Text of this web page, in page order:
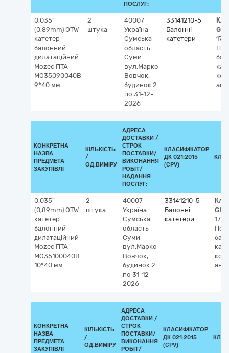
ПОСЛУГ:
0,035"
(0,89mm) OTW
катетер
балонний
дилатаційний
Mozec ПТА
MO35090040B
9*40 мм
2
штука
40007
Україна
Сумська
область
Суми
вул.Марко
Вовчок,
будинок 2
по 31-12-
2026
33141210-5
Балонні
катетери
КОНКРЕТНА
НАЗВА
ПРЕДМЕТА
ЗАКУПІВЛІ
КІЛЬКІСТЬ
/
ОД.ВИМІРУ
АДРЕСА
ДОСТАВКИ /
СТРОК
ПОСТАВКИ/
ВИКОНАННЯ
РОБІТ/
НАДАННЯ
ПОСЛУГ:
КЛАСИФІКАТОР
ДК 021:2015
(CPV)
0,035"
(0,89mm) OTW
катетер
балонний
дилатаційний
Mozec ПТА
MO35100040B
10*40 мм
2
штука
40007
Україна
Сумська
область
Суми
вул.Марко
Вовчок,
будинок 2
по 31-12-
2026
33141210-5
Балонні
катетери
КОНКРЕТНА
НАЗВА
ПРЕДМЕТА
ЗАКУПІВЛІ
КІЛЬКІСТЬ
/
ОД.ВИМІРУ
АДРЕСА
ДОСТАВКИ /
СТРОК
ПОСТАВКИ/
ВИКОНАННЯ
РОБІТ/
КЛАСИФІКАТОР
ДК 021:2015
(CPV)